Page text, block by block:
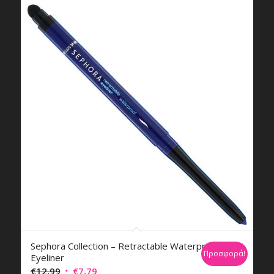
Sephora Collection – Retractable Waterproof
Eyeliner
€12,99 Original
€7,79Η
Προσφορά!